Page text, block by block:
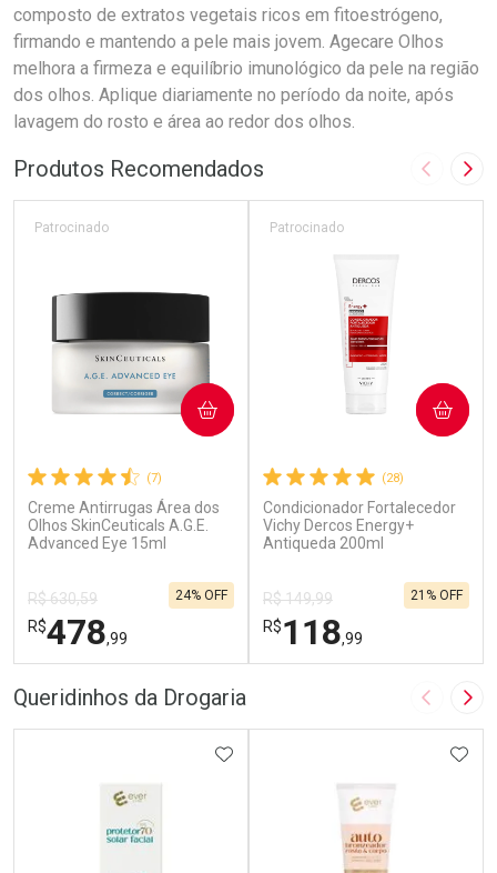
composto de extratos vegetais ricos em fitoestrógeno,
firmando e mantendo a pele mais jovem. Agecare Olhos
melhora a firmeza e equilíbrio imunológico da pele na região
dos olhos. Aplique diariamente no período da noite, após
lavagem do rosto e área ao redor dos olhos.
Produtos Recomendados Imagem
(7)
Creme Antirrugas Área dos
Olhos SkinCeuticals A.G.E.
Advanced Eye 15ml
Patrocinado
R$ 630,59
R$478,99
24% OFF
COMPRAR
(28)
Condicionador Fortalecedor
Vichy Dercos Energy+
Antiqueda 200ml
Patrocinado
R$ 149,99
R$118,99
21% OFF
COMPRAR
Queridinhos da Drogaria Imagem
ADICIONAR AOS FAVORITOS